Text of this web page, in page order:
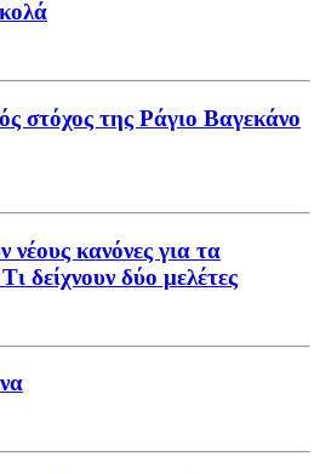
στόχος της Ράγιο Βαγεκάνο
νέους κανόνες για τα
δείχνουν δύο μελέτες